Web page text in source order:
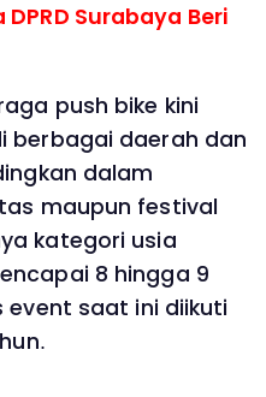
Surabaya Beri
push bike kini
berbagai daerah dan
dalam
maupun festival
kategori usia
8 hingga 9
saat ini diikuti